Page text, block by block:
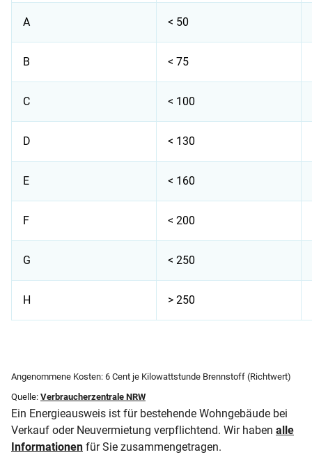
A < 50
B < 75
C < 100
D < 130
E < 160
F < 200
G < 250
H > 250
Angenommene Kosten: 6 Cent je Kilowattstunde Brennstoff (Richtwert)
Quelle: Verbraucherzentrale NRW
Ein Energieausweis ist für bestehende Wohngebäude bei
Verkauf oder Neuvermietung verpflichtend. Wir haben alle
Informationen für Sie zusammengetragen.